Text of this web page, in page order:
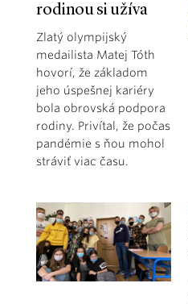
rodinou si užíva
Zlatý olympijský
medailista Matej Tóth
hovorí, že základom
jeho úspešnej kariéry
bola obrovská podpora
rodiny. Privítal, že počas
pandémie s ňou mohol
stráviť viac času.